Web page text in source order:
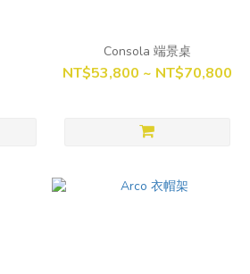
Consola 端景桌
NT$53,800 ~ NT$70,800